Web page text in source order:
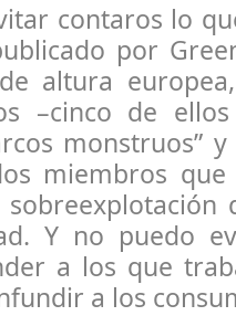
contaros lo
por
altura
–cinco de
monstruos”
miembros
sobreexplotación
Y no puedo
a los que
a los